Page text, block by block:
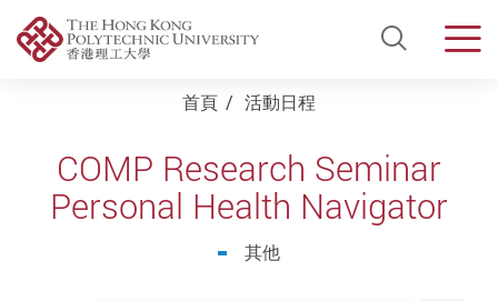
Open
首頁 活動日程
COMP Research Seminar
Personal Health Navigator
其他